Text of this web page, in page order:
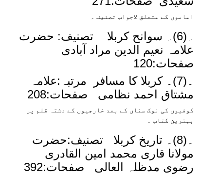
اماموں کے متعلق لاجواب تصنیف ۔
۔(6)۔ سوانح کربلا تصنیف: حضرت
علامہ نعیم الدین مراد آبادی
صفحات:120
۔(7)۔ کربلا کا مسافر مرتبہ:علامہ
مشتاق احمد نظامی صفحات:208
کوفیوں کی نوک سناں کے بعد خارجیوں کے دشتہ قلم پر
بہترین کتاب ۔
۔(8)۔ تاریخ کربلا تصنیف:حضرت
مولانا قاری محمد امین القادری
رضوی مدظلہ العالی صفحات:392